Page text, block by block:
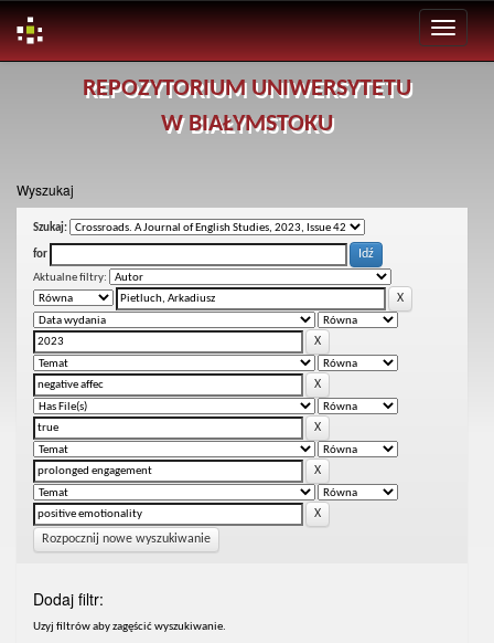
REPOZYTORIUM UNIWERSYTETU
W BIAŁYMSTOKU
Wyszukaj
Szukaj:
for
Aktualne filtry:
Rozpocznij nowe wyszukiwanie
Dodaj filtr:
Uzyj filtrów aby zagęścić wyszukiwanie.